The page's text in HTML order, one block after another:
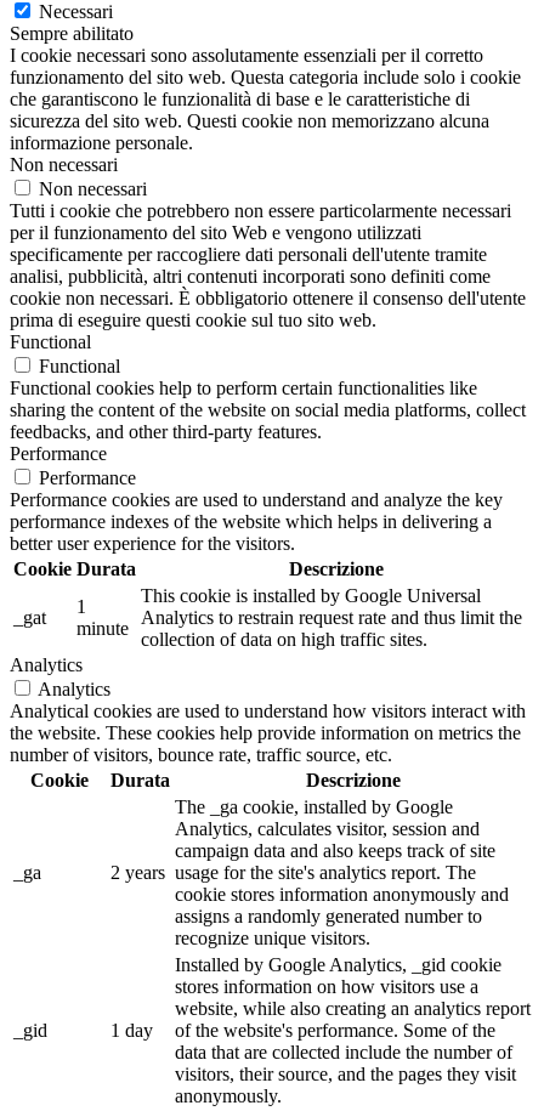
Necessari
Sempre abilitato
I cookie necessari sono assolutamente essenziali per il corretto
funzionamento del sito web. Questa categoria include solo i cookie
che garantiscono le funzionalità di base e le caratteristiche di
sicurezza del sito web. Questi cookie non memorizzano alcuna
informazione personale.
Non necessari
Non necessari
Tutti i cookie che potrebbero non essere particolarmente necessari
per il funzionamento del sito Web e vengono utilizzati
specificamente per raccogliere dati personali dell'utente tramite
analisi, pubblicità, altri contenuti incorporati sono definiti come
cookie non necessari. È obbligatorio ottenere il consenso dell'utente
prima di eseguire questi cookie sul tuo sito web.
Functional
Functional
Functional cookies help to perform certain functionalities like
sharing the content of the website on social media platforms, collect
feedbacks, and other third-party features.
Performance
Performance
Performance cookies are used to understand and analyze the key
performance indexes of the website which helps in delivering a
better user experience for the visitors.
Cookie Durata Descrizione
_gat
1
minute
This cookie is installed by Google Universal
Analytics to restrain request rate and thus limit the
collection of data on high traffic sites.
Analytics
Analytics
Analytical cookies are used to understand how visitors interact with
the website. These cookies help provide information on metrics the
number of visitors, bounce rate, traffic source, etc.
Cookie
Durata Descrizione
_ga 2 years
The _ga cookie, installed by Google
Analytics, calculates visitor, session and
campaign data and also keeps track of site
usage for the site's analytics report. The
cookie stores information anonymously and
assigns a randomly generated number to
recognize unique visitors.
_gid 1 day
Installed by Google Analytics, _gid cookie
stores information on how visitors use a
website, while also creating an analytics report
of the website's performance. Some of the
data that are collected include the number of
visitors, their source, and the pages they visit
anonymously.